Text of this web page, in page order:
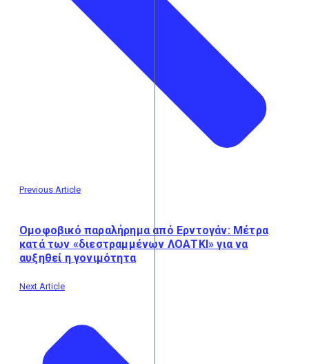
Previous Article
Ομοφοβικό παραλήρημα από Ερντογάν: Μέτρα
κατά των «διεστραμμένων ΛΟΑΤΚΙ» για να
αυξηθεί η γονιμότητα
Next Article